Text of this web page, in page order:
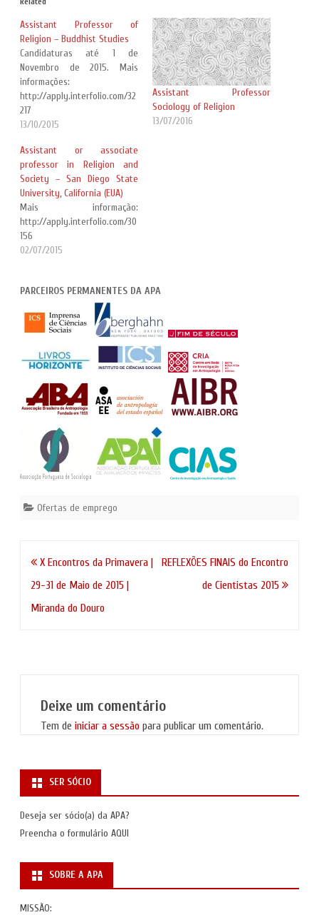
Assistant Professor of
Religion – Buddhist Studies
Candidaturas até 1 de
Novembro de 2015. Mais
informações:
http://apply.interfolio.com/32
217
13/10/2015
Assistant Professor
Sociology of Religion
13/07/2016
Assistant or associate
professor in Religion and
Society – San Diego State
University, California (EUA)
Mais informação:
http://apply.interfolio.com/30
156
02/07/2015
PARCEIROS PERMANENTES DA APA
Ofertas de emprego
Navegação
de
artigos
X Encontros da Primavera |
29-31 de Maio de 2015 |
Miranda do Douro
REFLEXÕES FINAIS do Encontro
de Cientistas 2015
Deixe um comentário
Tem de iniciar a sessão para publicar um comentário.
SER SÓCIO
Deseja ser sócio(a) da APA?
Preencha o formulário AQUI
SOBRE A APA
MISSÃO: